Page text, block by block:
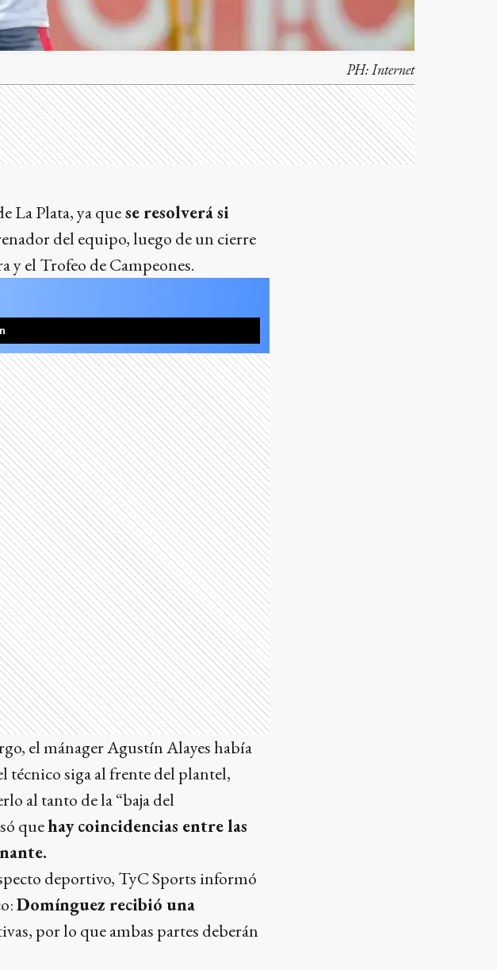
PH:Internet
La Plata, ya quese resolverá si
del equipo, luego de un cierre
y el Trofeo de Campeones.
el mánager Agustín Alayes había
técnico siga al frente del plantel,
al tanto de la “baja del
quehay coincidencias entre las
deportivo, TyC Sports informó
Domínguez recibió una
por lo que ambas partes deberán